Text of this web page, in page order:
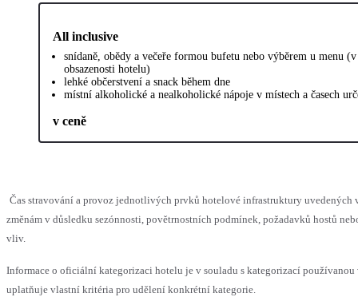
All inclusive
snídaně, obědy a večeře formou bufetu nebo výběrem u menu
obsazenosti hotelu)
lehké občerstvení a snack během dne
místní alkoholické a nealkoholické nápoje v místech a časech
v ceně
Čas stravování a provoz jednotlivých prvků hotelové infrastruktury uvedených
změnám v důsledku sezónnosti, povětrnostních podmínek, požadavků hostů
vliv.
Informace o oficiální kategorizaci hotelu je v souladu s kategorizací používanou
uplatňuje vlastní kritéria pro udělení konkrétní kategorie.